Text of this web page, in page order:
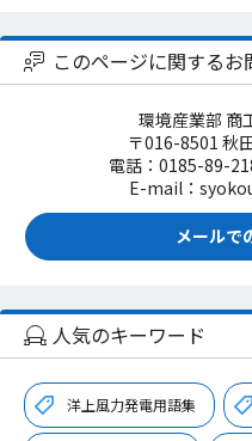
このページに関するお
環境産業部 商
〒016-8501 秋
電話：0185-89-
E-mail：
メールで
人気のキーワード
洋上風力発電用語集